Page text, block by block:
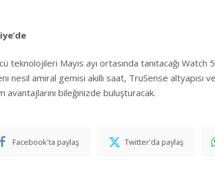
teknolojileri Mayıs ayı ortasında tanıtacağı Watch
nesil amiral gemisi akıllı saat, TruSense altyapısı
avantajlarını bileğinizde buluşturacak.
Facebook'ta paylaş Twitter'da paylaş